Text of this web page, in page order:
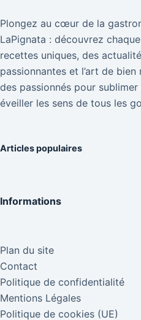
Plongez au cœur de la
LaPignata : découvrez
recettes uniques, des
passionnantes et l’art de
des passionnés pour
éveiller les sens de tous les
Articles populaires
Informations
Plan du site
Contact
Politique de confidentialité
Mentions Légales
Politique de cookies (UE)